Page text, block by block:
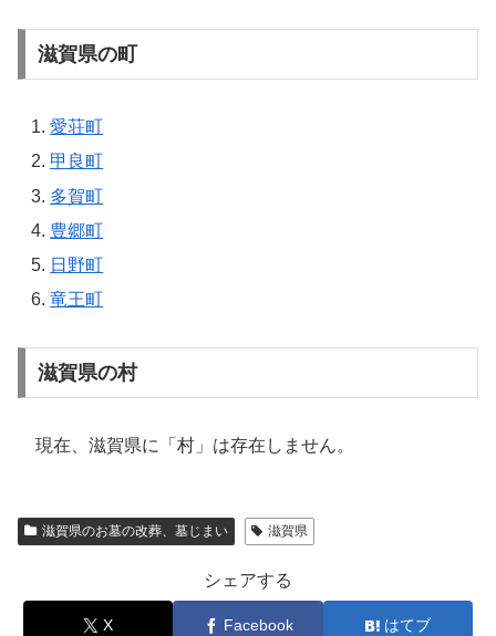
滋賀県の町
愛荘町
甲良町
多賀町
豊郷町
日野町
竜王町
滋賀県の村
現在、滋賀県に「村」は存在しません。
滋賀県のお墓の改葬、墓じまい 滋賀県
シェアする
X Facebook はてブ